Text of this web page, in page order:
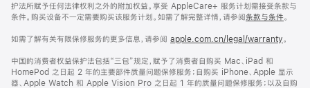
护法所赋予任何法律权利之外的附加权益。享受 AppleCare+ 服务计划需接受条款与
条件。购买设备不一定需要购买该服务计划。如需了解完整详情，请参阅条款与条件。
如需了解有关有限保修服务的更多信息，请参阅 apple.com.cn/legal/warranty。
中国的消费者权益保护法包括“三包”规定，赋予了消费者自购买 Mac、iPad 和
HomePod 之日起 2 年的主要部件质量问题保修服务；自购买 iPhone、Apple 显示
器、Apple Watch 和 Apple Vision Pro 之日起 1 年的质量问题保修服务；以及自购